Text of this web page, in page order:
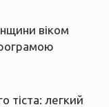
віком
тіста: легкий